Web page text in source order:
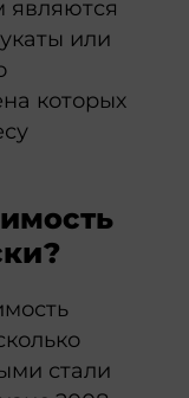
являются
или
которых
стали